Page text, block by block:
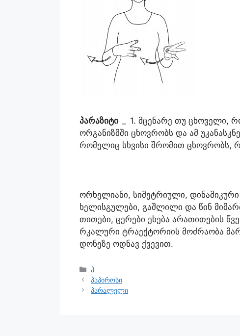
პარაზიტი
1. მცენარე თუ ცხოველი,
ორგანიზმში ცხოვრობს და ამ
რომელიც სხვისი შრომით ცხოვრობს,
ორხელიანი, სიმეტრიული,
ხელისგულები, გაშლილი და წინ
თითები, ცერები ეხება არათითების
რკალური ტრაექტორიის მოძრაობა
დონეზე ოდნავ ქვევით.
პ
პაპიროსი
პარალელი